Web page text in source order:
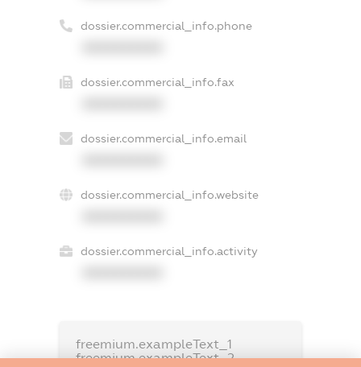
dossier.commercial_info.phone
dossier.commercial_info.fax
dossier.commercial_info.email
dossier.commercial_info.website
dossier.commercial_info.activity
freemium.exampleText_1
freemium.exampleText_2